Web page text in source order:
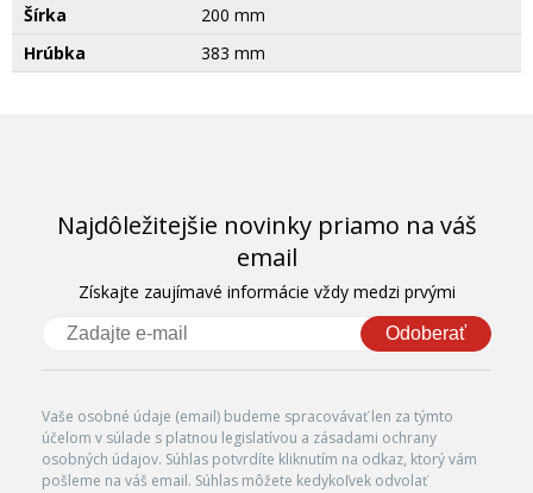
Šírka
200 mm
Hrúbka
383 mm
Najdôležitejšie novinky priamo na váš
email
Získajte zaujímavé informácie vždy medzi prvými
Odoberať
Vaše osobné údaje (email) budeme spracovávať len za týmto
účelom v súlade s platnou legislatívou a zásadami ochrany
osobných údajov. Súhlas potvrdíte kliknutím na odkaz, ktorý vám
pošleme na váš email. Súhlas môžete kedykoľvek odvolať